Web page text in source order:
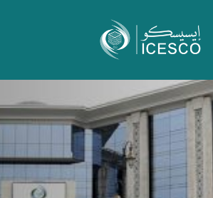
عن الإيسيسكو
الحوكمة
مجال عملنا
مجالات الخبرة
الأمانة العامة للجان الوطنية والمؤتمرات